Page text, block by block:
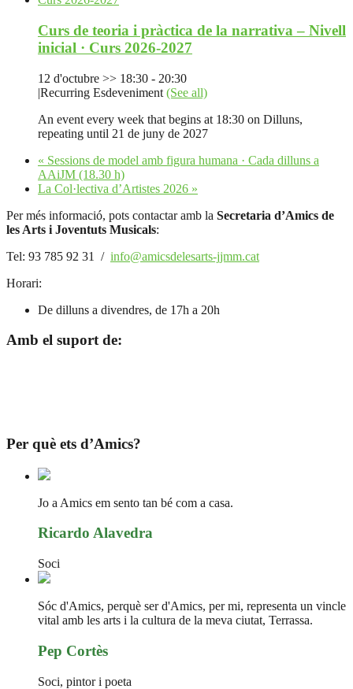
Curs de teoria i pràctica de la narrativa – Nivell
inicial · Curs 2026-2027
12 d'octubre >> 18:30 - 20:30
|Recurring Esdeveniment (See all)
An event every week that begins at 18:30 on Dilluns,
repeating until 21 de juny de 2027
« Sessions de model amb figura humana · Cada dilluns a
AAiJM (18.30 h)
La Col·lectiva d’Artistes 2026 »
Per més informació, pots contactar amb la Secretaria d’Amics de
les Arts i Joventuts Musicals:
Tel: 93 785 92 31 / info@amicsdelesarts-jjmm.cat
Horari:
De dilluns a divendres, de 17h a 20h
Amb el suport de:
Per què ets d’Amics?
Jo a Amics em sento tan bé com a casa.
Ricardo Alavedra
Soci
Sóc d'Amics, perquè ser d'Amics, per mi, representa un vincle
vital amb les arts i la cultura de la meva ciutat, Terrassa.
Pep Cortès
Soci, pintor i poeta